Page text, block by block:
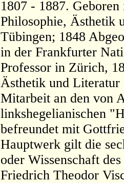
1807 - 1887.
Philosophie, Ästhetik
Tübingen; 1848
in der Frankfurter
Professor in Zürich,
Ästhetik und Literatur
Mitarbeit an den von
linkshegelianischen
befreundet mit
Hauptwerk gilt die
oder Wissenschaft
Friedrich Theodor